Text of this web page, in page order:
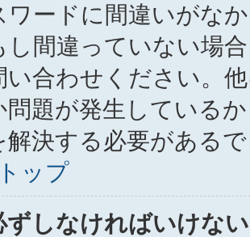
ワードに間違いがな
し間違っていない場
い合わせください。
問題が発生している
解決する必要がある
ップ
ずしなければいけな